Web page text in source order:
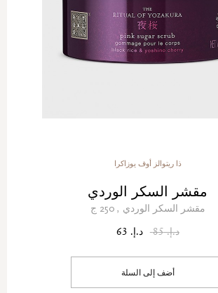
ذا ريتوالز أوف يوزاكرا
مقشر السكر الوردي
مقشر السكر الوردي , 250 ج
د.إ. 85 د.إ. 63
أضف إلى السلة